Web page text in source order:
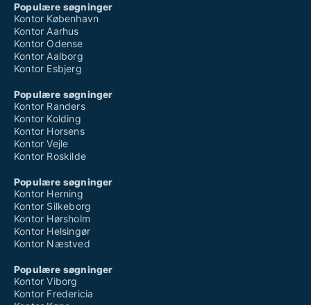
Populære søgninger
Kontor København
Kontor Aarhus
Kontor Odense
Kontor Aalborg
Kontor Esbjerg
Populære søgninger
Kontor Randers
Kontor Kolding
Kontor Horsens
Kontor Vejle
Kontor Roskilde
Populære søgninger
Kontor Herning
Kontor Silkeborg
Kontor Hørsholm
Kontor Helsingør
Kontor Næstved
Populære søgninger
Kontor Viborg
Kontor Fredericia